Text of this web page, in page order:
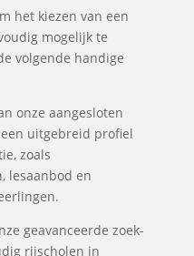
het kiezen van een
mogelijk te
volgende handige
onze aangesloten
uitgebreid profiel
zoals
lesaanbod en
geavanceerde zoek-
rijscholen in